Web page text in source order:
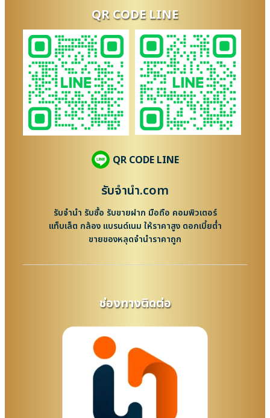
QR CODE LINE
QR CODE LINE
รับจํานํา.com
รับจำนำ รับซื้อ รับขายฝาก มือถือ คอมพิวเตอร์
แท็บเล็ต กล้อง แบรนด์เนม ให้ราคาสูง ดอกเบี้ยต่ำ
ขายของหลุดจำนำราคาถูก
ช่องทางติดต่อ